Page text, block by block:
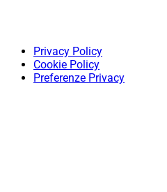
Privacy Policy
Cookie Policy
Preferenze Privacy